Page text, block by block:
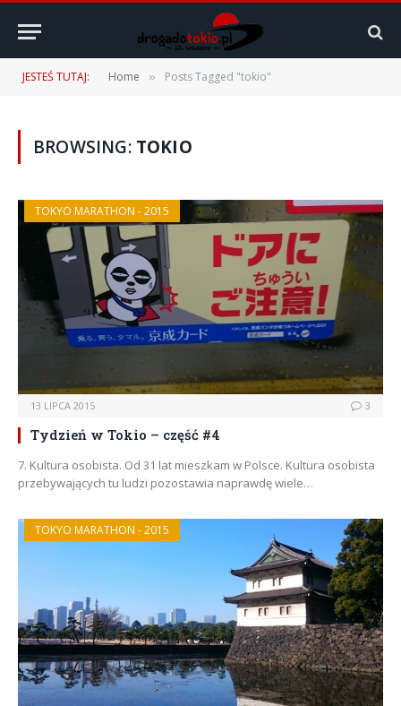
JESTEŚ TUTAJ: Home » Posts Tagged "tokio"
BROWSING: TOKIO
TOKYO MARATHON - 2015
13 LIPCA 2015 3
Tydzień w Tokio – część #4
7. Kultura osobista. Od 31 lat mieszkam w Polsce. Kultura osobista
przebywających tu ludzi pozostawia naprawdę wiele…
TOKYO MARATHON - 2015